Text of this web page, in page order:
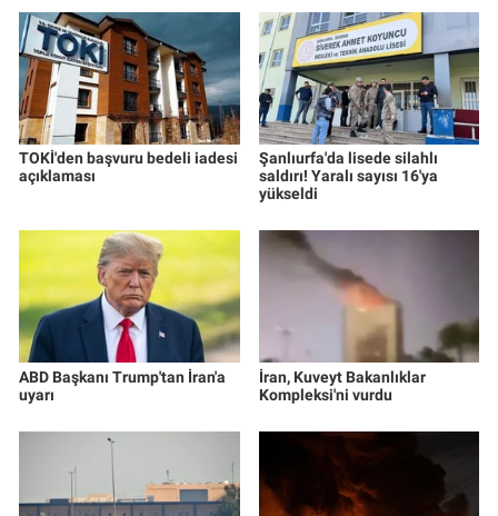
TOKİ'den başvuru bedeli iadesi
açıklaması
Şanlıurfa'da lisede silahlı
saldırı! Yaralı sayısı 16'ya
yükseldi
ABD Başkanı Trump'tan İran'a
uyarı
İran, Kuveyt Bakanlıklar
Kompleksi'ni vurdu